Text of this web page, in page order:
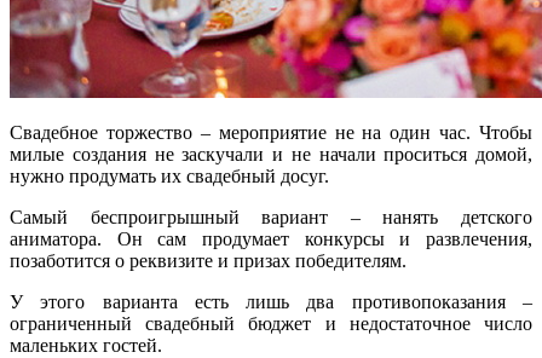
Свадебное торжество – мероприятие не на один час. Чтобы
милые создания не заскучали и не начали проситься домой,
нужно продумать их свадебный досуг.
Самый беспроигрышный вариант – нанять детского
аниматора. Он сам продумает конкурсы и развлечения,
позаботится о реквизите и призах победителям.
У этого варианта есть лишь два противопоказания –
ограниченный свадебный бюджет и недостаточное число
маленьких гостей.